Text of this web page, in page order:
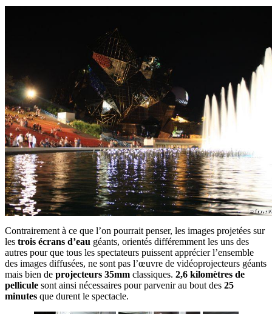
Contrairement à ce que l’on pourrait penser, les images projetées sur
les trois écrans d’eau géants, orientés différemment les uns des
autres pour que tous les spectateurs puissent apprécier l’ensemble
des images diffusées, ne sont pas l’œuvre de vidéoprojecteurs géants
mais bien de projecteurs 35mm classiques. 2,6 kilomètres de
pellicule sont ainsi nécessaires pour parvenir au bout des 25
minutes que durent le spectacle.